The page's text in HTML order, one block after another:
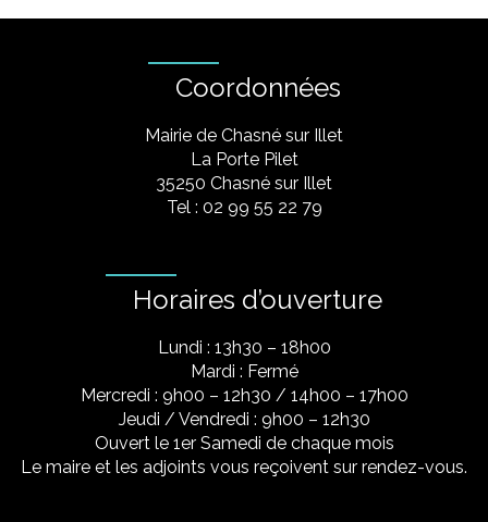
Coordonnées
Mairie de Chasné sur Illet
La Porte Pilet
35250 Chasné sur Illet
Tel : 02 99 55 22 79
Horaires d’ouverture
Lundi : 13h30 – 18h00
Mardi : Fermé
Mercredi : 9h00 – 12h30 / 14h00 – 17h00
Jeudi / Vendredi : 9h00 – 12h30
Ouvert le 1er Samedi de chaque mois
Le maire et les adjoints vous reçoivent sur rendez-vous.